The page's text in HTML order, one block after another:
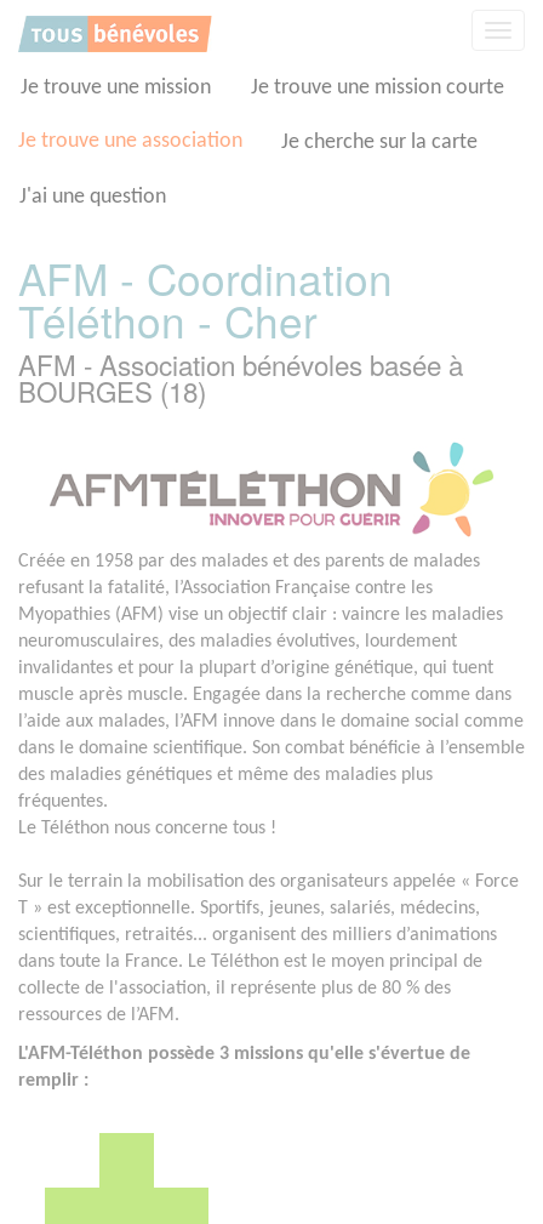
Je trouve une mission Je trouve une mission courte
Je trouve une association Je cherche sur la carte
J'ai une question
AFM - Coordination
Téléthon - Cher
AFM - Association bénévoles basée à
BOURGES (18)
Créée en 1958 par des malades et des parents de malades
refusant la fatalité, l’Association Française contre les
Myopathies (AFM) vise un objectif clair : vaincre les maladies
neuromusculaires, des maladies évolutives, lourdement
invalidantes et pour la plupart d’origine génétique, qui tuent
muscle après muscle. Engagée dans la recherche comme dans
l’aide aux malades, l’AFM innove dans le domaine social comme
dans le domaine scientifique. Son combat bénéficie à l’ensemble
des maladies génétiques et même des maladies plus
fréquentes.
Le Téléthon nous concerne tous !
Sur le terrain la mobilisation des organisateurs appelée « Force
T » est exceptionnelle. Sportifs, jeunes, salariés, médecins,
scientifiques, retraités... organisent des milliers d’animations
dans toute la France. Le Téléthon est le moyen principal de
collecte de l'association, il représente plus de 80 % des
ressources de l’AFM.
L'AFM-Téléthon possède 3 missions qu'elle s'évertue de
remplir :
Panneau de gestion des cookies